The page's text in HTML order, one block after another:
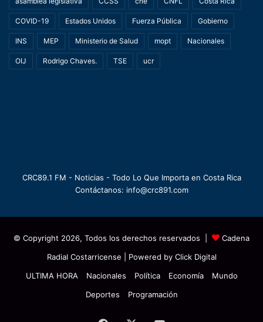
COVID-19 Estados Unidos Fuerza Pública Gobierno
INS MEP Ministerio de Salud mopt Nacionales
OIJ Rodrigo Chaves. TSE ucr
CRC89.1 FM - Noticias - Todo Lo Que Importa en Costa Rica
Contáctanos: info@crc891.com
© Copyright 2026, Todos los derechos reservados |
Cadena
Radial Costarricense | Powered by Click Digital
ULTIMA HORA
Nacionales Política Economía
Mundo
Deportes
Programación